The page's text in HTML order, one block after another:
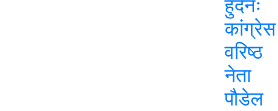
हुँदैनः
कांग्रेस
वरिष्ठ
नेता
पौडेल